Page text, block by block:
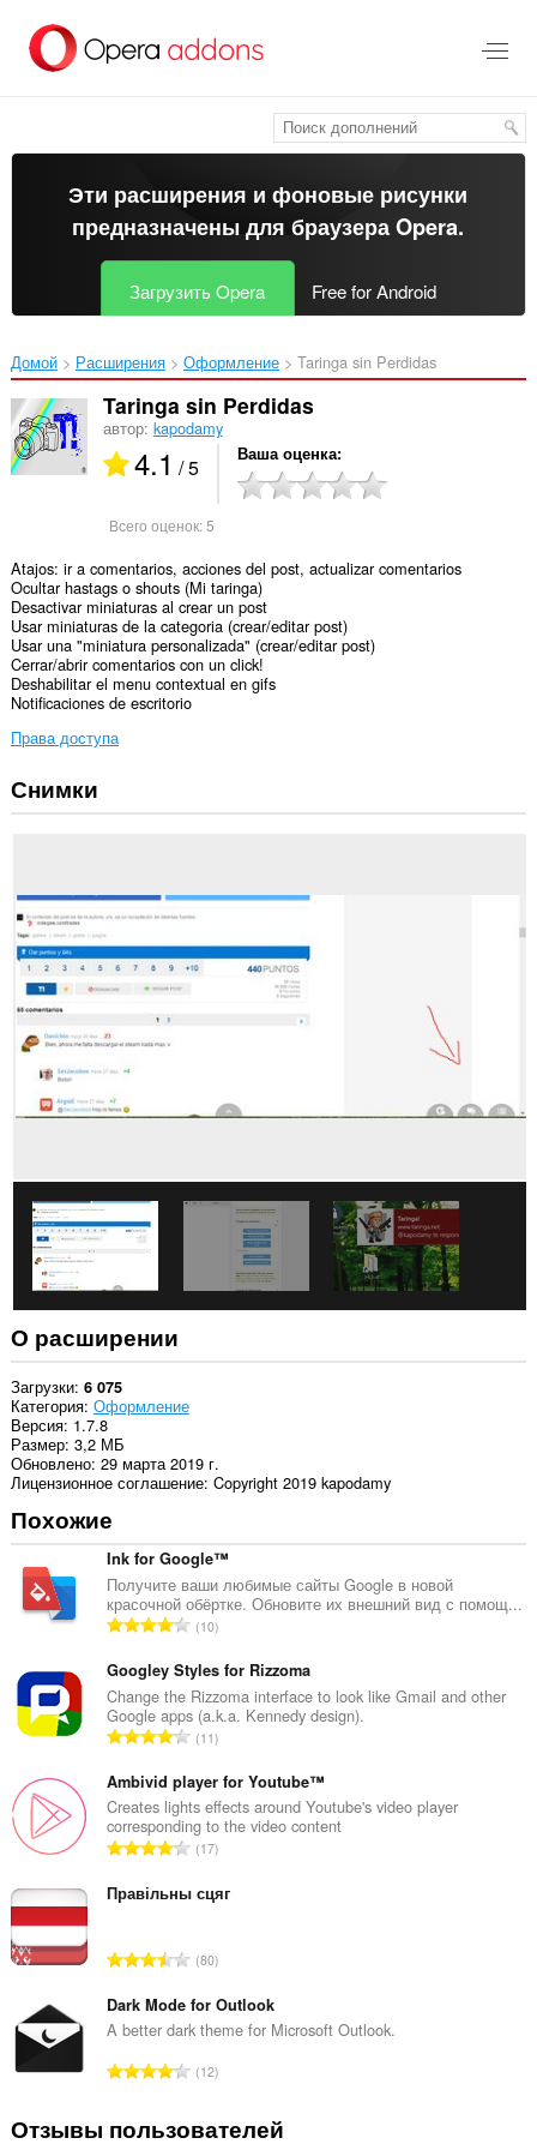
перейти
Эти расширения и фоновые рисунки
предназначены длябраузера Opera.
Загрузить Opera Free for Android
Домой Расширения Оформление Taringa sin Perdidas‎
Taringa sin Perdidas
автор: kapodamy
4.1 / 5 Ваша оценка
Всего оценок:5
Atajos: ir a comentarios, acciones del post, actualizar comentarios
Ocultar hastags o shouts (Mi taringa)
Desactivar miniaturas al crear un post
Usar miniaturas de la categoria (crear/editar post)
Usar una "miniatura personalizada" (crear/editar post)
Cerrar/abrir comentarios con un click!
Deshabilitar el menu contextual en gifs
Notificaciones de escritorio
Права доступа
У
этого
вашим
данным
на
некоторых
сайтах.
Снимки
О расширении
Загрузки 6 075
Категория Оформление
Версия 1.7.8
Размер 3,2 МБ
Обновлено 29 марта 2019 г.
Лицензионное соглашение Copyright 2019 kapodamy
Похожие
Ink for Google™
Получите ваши любимые сайты Google в новой
красочной обёртке. Обновите их внешний вид с помощ...
В
е
г
о
о
е
н
о
к
:
10
Googley Styles for Rizzoma
Change the Rizzoma interface to look like Gmail and other
Google apps (a.k.a. Kennedy design).
В
е
г
о
о
е
о
к
:
11
Ambivid player for Youtube™
Creates lights effects around Youtube's video player
corresponding to the video content
В
е
о
е
н
о
к
17
Правільны сцяг
В
е
г
о
е
80
Dark Mode for Outlook
A better dark theme for Microsoft Outlook.
В
г
12
Отзывы пользователей